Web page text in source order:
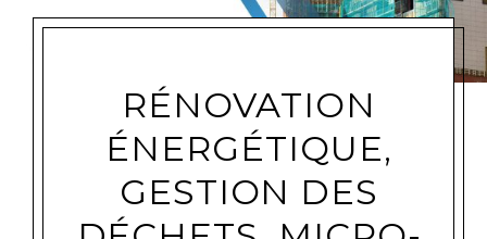
RÉNOVATION
ÉNERGÉTIQUE,
GESTION DES